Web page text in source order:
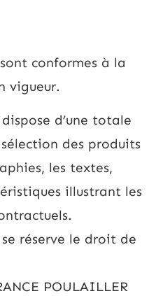
conformes à la
vigueur.
d’une totale
des produits
les textes,
illustrant les
se réserve le droit de
POULAILLER